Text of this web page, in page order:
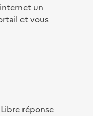
un
et vous
réponse